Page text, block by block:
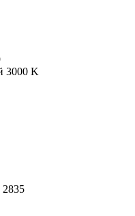
3000 K